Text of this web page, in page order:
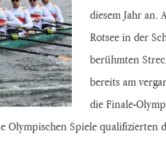
diesem Jahr an.
Rotsee in der
berühmten
bereits am
die Finale-
Olympischen Spiele qualifizierten